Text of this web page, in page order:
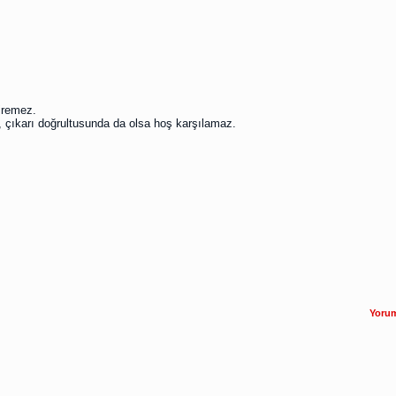
doğrultusunda da olsa hoş karşılamaz.